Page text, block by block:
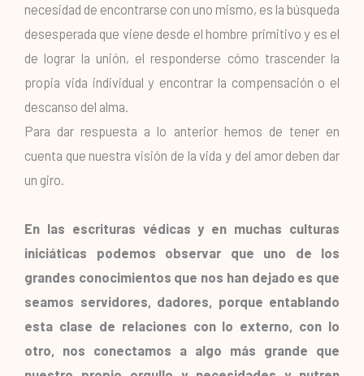
necesidad de encontrarse con uno mismo, es la búsqueda
desesperada que viene desde el hombre primitivo y es el
de lograr la unión, el responderse cómo trascender la
propia vida individual y encontrar la compensación o el
descanso del alma.
Para dar respuesta a lo anterior hemos de tener en
cuenta que nuestra visión de la vida y del amor deben dar
un giro.
En las escrituras védicas y en muchas culturas
iniciáticas podemos observar que uno de los
grandes conocimientos que nos han dejado es que
seamos servidores, dadores, porque entablando
esta clase de relaciones con lo externo, con lo
otro, nos conectamos a algo más grande que